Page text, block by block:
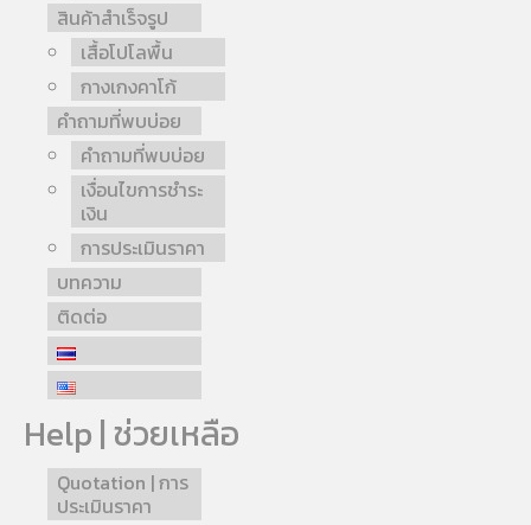
สินค้าสำเร็จรูป
เสื้อโปโลพื้น
กางเกงคาโก้
คำถามที่พบบ่อย
คำถามที่พบบ่อย
เงื่อนไขการชำระ
เงิน
การประเมินราคา
บทความ
ติดต่อ
Help | ช่วยเหลือ
Quotation | การ
ประเมินราคา